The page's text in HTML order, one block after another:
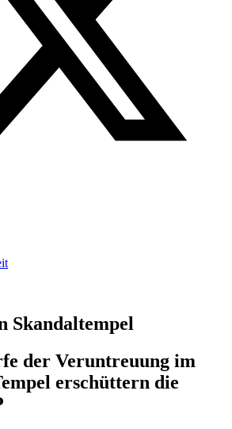
Skandaltempel
der Veruntreuung im
erschüttern die